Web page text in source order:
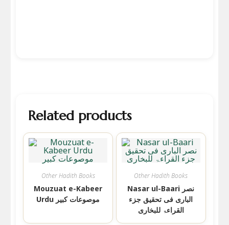
Related products
Other Hadith Books
Mouzuat e-Kabeer
Urdu موصوعات کبیر
Other Hadith Books
Nasar ul-Baari نصر
الباری فی تحقیق جزء
القراءۃ للبخاری